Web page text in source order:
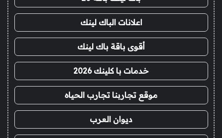
اعلانات الباك لينك
أقوى باقة باك لينك
خدمات با كلينك 2026
موقع تجاربنا تجارب الحياه
ديوان العرب